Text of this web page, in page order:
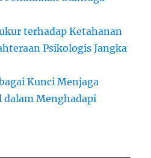
terhadap Ketahanan
Psikologis Jangka
Kunci Menjaga
dalam Menghadapi